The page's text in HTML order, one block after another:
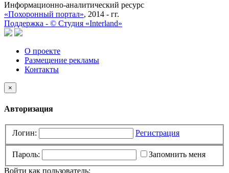
Информационно-аналитический ресурс
«Похоронный портал», 2014 - гг.
Поддержка - © Cтудия «Interland»
О проекте
Размещение рекламы
Контакты
×
Авторизация
Логин: Регистрация
Пароль:
Запомнить меня
Войти как пользователь: